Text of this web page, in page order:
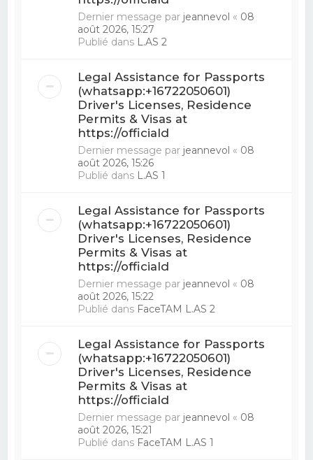
Dernier message par jeannevol « 08
août 2026, 15:27
Publié dans L.AS 2
Legal Assistance for Passports
(whatsapp:+16722050601)
Driver's Licenses, Residence
Permits & Visas at
https://officiald
Dernier message par jeannevol « 08
août 2026, 15:26
Publié dans L.AS 1
Legal Assistance for Passports
(whatsapp:+16722050601)
Driver's Licenses, Residence
Permits & Visas at
https://officiald
Dernier message par jeannevol « 08
août 2026, 15:22
Publié dans FaceTAM L.AS 2
Legal Assistance for Passports
(whatsapp:+16722050601)
Driver's Licenses, Residence
Permits & Visas at
https://officiald
Dernier message par jeannevol « 08
août 2026, 15:21
Publié dans FaceTAM L.AS 1